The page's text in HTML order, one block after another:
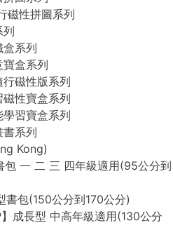
磁性拼圖系列
列
系列
盒系列
磁性版系列
性寶盒系列
習寶盒系列
系列
Kong)
包 一 二 三 四年級適用(95公分到
書包(150公分到170公分)
】成長型 中高年級適用(130公分